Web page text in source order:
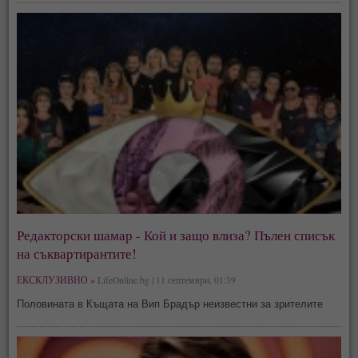
Редакторски шамар - Кой и защо влиза? Пълен списък
на съквартирантите!
ЕКСКЛУЗИВНО » LifeOnline.bg | 11 септември, 01:39
Половината в Къщата на Вип Брадър неизвестни за зрителите